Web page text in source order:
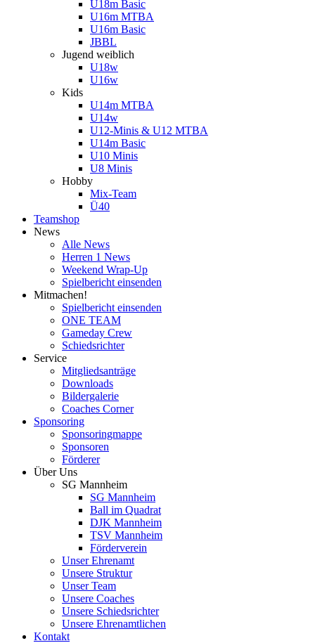
U18m Basic
U16m MTBA
U16m Basic
JBBL
Jugend weiblich
U18w
U16w
Kids
U14m MTBA
U14w
U12-Minis & U12 MTBA
U14m Basic
U10 Minis
U8 Minis
Hobby
Mix-Team
Ü40
Teamshop
News
Alle News
Herren 1 News
Weekend Wrap-Up
Spielbericht einsenden
Mitmachen!
Spielbericht einsenden
ONE TEAM
Gameday Crew
Schiedsrichter
Service
Mitgliedsanträge
Downloads
Bildergalerie
Coaches Corner
Sponsoring
Sponsoringmappe
Sponsoren
Förderer
Über Uns
SG Mannheim
SG Mannheim
Ball im Quadrat
DJK Mannheim
TSV Mannheim
Förderverein
Unser Ehrenamt
Unsere Struktur
Unser Team
Unsere Coaches
Unsere Schiedsrichter
Unsere Ehrenamtlichen
Kontakt